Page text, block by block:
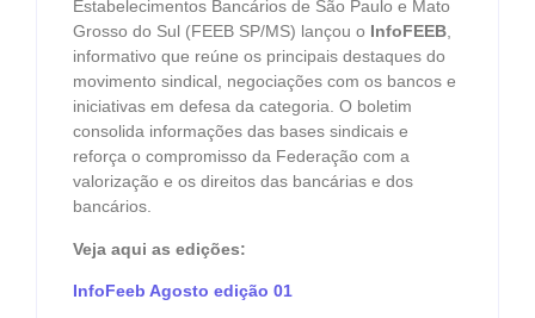
Estabelecimentos Bancários de São Paulo e Mato
Grosso do Sul (FEEB SP/MS) lançou o InfoFEEB,
informativo que reúne os principais destaques do
movimento sindical, negociações com os bancos e
iniciativas em defesa da categoria. O boletim
consolida informações das bases sindicais e
reforça o compromisso da Federação com a
valorização e os direitos das bancárias e dos
bancários.
Veja aqui as edições:
InfoFeeb Agosto edição 01